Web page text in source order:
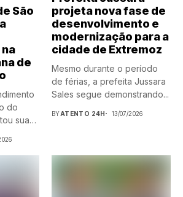
São
de
do
sua
projeta nova fase de
desenvolvimento e
modernização para a
cidade de Extremoz
Mesmo durante o período
de férias, a prefeita Jussara
Sales segue demonstrando...
BYATENTO 24H 13/07/2026